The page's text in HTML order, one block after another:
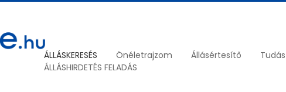
ÁLLÁSKERESÉS Önéletrajzom Állásértesítő
ÁLLÁSHIRDETÉS FELADÁS